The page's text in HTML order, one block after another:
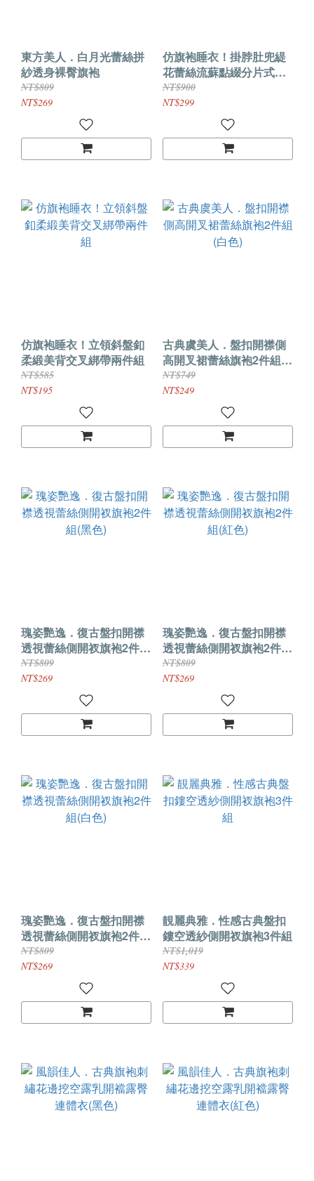
東方美人．白月光蕾絲拼
紗透身裸臀旗袍
NT$809
NT$269
仿旗袍睡衣！掛脖肚兜緹
花蕾絲流蘇點綴分片式綁
帶裙三件組
NT$900
NT$299
仿旗袍睡衣！立領斜盤釦
柔緞美背交叉綁帶兩件組
NT$585
NT$195
古典虞美人．盤扣開襟側
高開叉裙蕾絲旗袍2件組
(白色)
NT$749
NT$249
瑰姿艷逸．復古盤扣開襟
透視蕾絲側開衩旗袍2件組
(黑色)
NT$809
NT$269
瑰姿艷逸．復古盤扣開襟
透視蕾絲側開衩旗袍2件組
(紅色)
NT$809
NT$269
瑰姿艷逸．復古盤扣開襟
透視蕾絲側開衩旗袍2件組
(白色)
NT$809
NT$269
靚麗典雅．性感古典盤扣
鏤空透紗側開衩旗袍3件組
NT$1,019
NT$339